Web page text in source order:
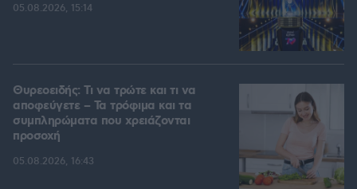
05.08.2026, 15:14
Θυρεοειδής: Τι να τρώτε και τι να
αποφεύγετε – Τα τρόφιμα και τα
συμπληρώματα που χρειάζονται
προσοχή
05.08.2026, 16:43